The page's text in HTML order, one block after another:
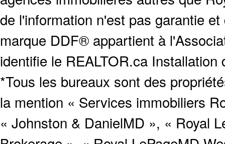
de l'information n'est pas garantie
marque DDF® appartient à
identifie le REALTOR.ca
*Tous les bureaux sont des
la mention « Services immobiliers
« Johnston & DanielMD », « Royal